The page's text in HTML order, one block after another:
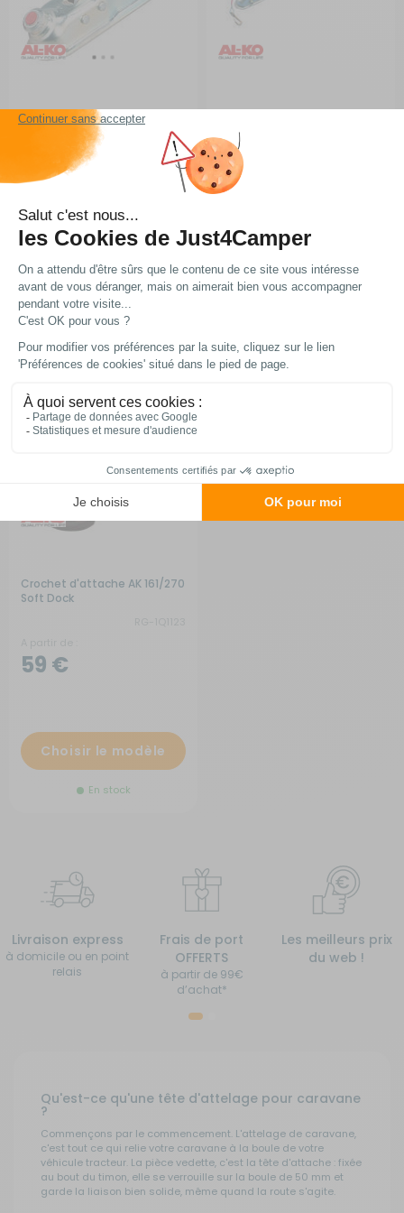
Crochet d'attache AK 7
RG-5Q57
A partir de :
Choisir le modèle
En stock
A partir de :
322,20 €
Choisir le modèle
Crochet d'attache AK 161/270
Soft Dock
59 €
Choisir le modèle
En stock
Livraison express
à domicile ou en point
relais
Frais de port
OFFERTS
à partir de 99€
d’achat*
Les meilleurs prix
du web !
Qu'est-ce qu'une tête d'attelage pour caravane
?
Commençons par le commencement. L'attelage de caravane,
c'est tout ce qui relie votre caravane à la boule de votre
véhicule tracteur. La pièce vedette, c'est la tête d'attache : fixée
au bout du timon, elle se verrouille sur la boule de 50 mm et
garde la liaison bien solide, même quand la route s'agite.